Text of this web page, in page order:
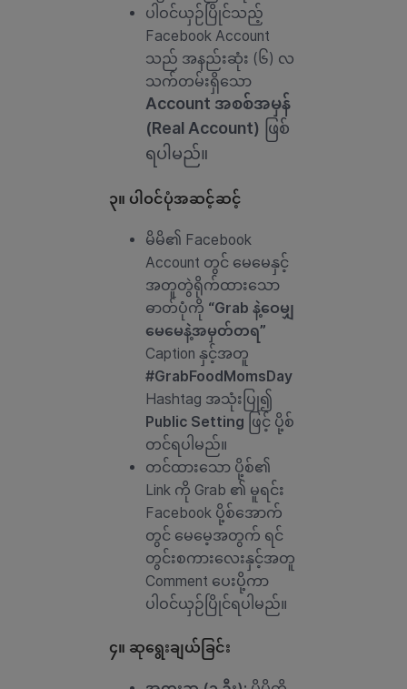
ပါဝင်ယှဉ်ပြိုင်သည့်
Facebook Account
သည် အနည်းဆုံး (၆) လ
သက်တမ်းရှိသော
Account အစစ်အမှန်
(Real Account) ဖြစ်
ရပါမည်။
၃။ ပါဝင်ပုံအဆင့်ဆင့်
မိမိ၏ Facebook
Account တွင် မေမေနှင့်
အတူတွဲရိုက်ထားသော
ဓာတ်ပုံကို “Grab နဲ့ဝေမျှ
မေမေနဲ့အမှတ်တရ”
Caption နှင့်အတူ
#GrabFoodMomsDay
Hashtag အသုံးပြု၍
Public Setting ဖြင့် ပို့စ်
တင်ရပါမည်။
တင်ထားသော ပို့စ်၏
Link ကို Grab ၏ မူရင်း
Facebook ပို့စ်အောက်
တွင် မေမေ့အတွက် ရင်
တွင်းစကားလေးနှင့်အတူ
Comment ပေးပို့ကာ
ပါဝင်ယှဉ်ပြိုင်ရပါမည်။
၄။ ဆုရွေးချယ်ခြင်း